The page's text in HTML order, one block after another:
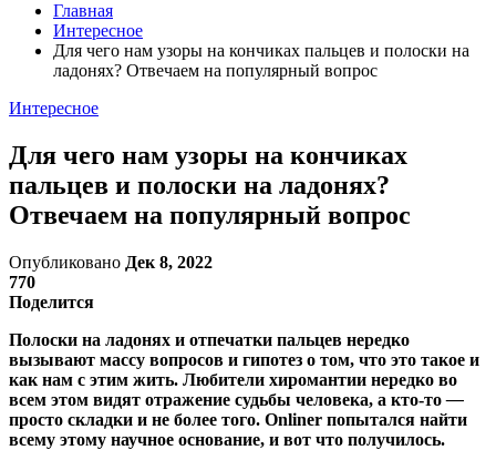
Главная
Интересное
Для чего нам узоры на кончиках пальцев и полоски на
ладонях? Отвечаем на популярный вопрос
Интересное
Для чего нам узоры на кончиках
пальцев и полоски на ладонях?
Отвечаем на популярный вопрос
Опубликовано Дек 8, 2022
770
Поделится
Полоски на ладонях и отпечатки пальцев нередко
вызывают массу вопросов и гипотез о том, что это такое и
как нам с этим жить. Любители хиромантии нередко во
всем этом видят отражение судьбы человека, а кто-то—
просто складки и не более того. Onliner попытался найти
всему этому научное основание, и вот что получилось.